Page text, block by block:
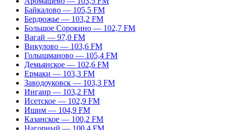
Байкалово — 105,5 FM
Бердюжье — 103,2 FM
Большое Сорокино — 102,7 FM
Вагай — 97,0 FM
Викулово — 103,6 FM
Голышманово — 105,4 FM
Демьянское — 102,6 FM
Ермаки — 103,3 FM
Заводоуковск — 103,3 FM
Ингаир — 103,2 FM
Исетское — 102,9 FM
Ишим — 104,9 FM
Казанское — 100,2 FM
Нагорный — 100,4 FM